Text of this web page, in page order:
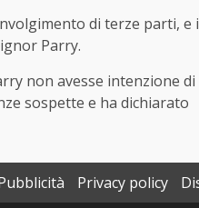
di terze parti, e i
Parry.
non avesse intenzione di
sospette e ha dichiarato
Privacy policy